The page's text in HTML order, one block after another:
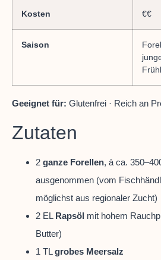
Kosten €€
Saison
Geeignet für: Glutenfrei · Reich an
Zutaten
2 ganze Forellen, à ca.
ausgenommen (vom
möglichst aus regionaler Zucht)
2 EL Rapsöl mit hohem
Butter)
1 TLgrobes Meersalz